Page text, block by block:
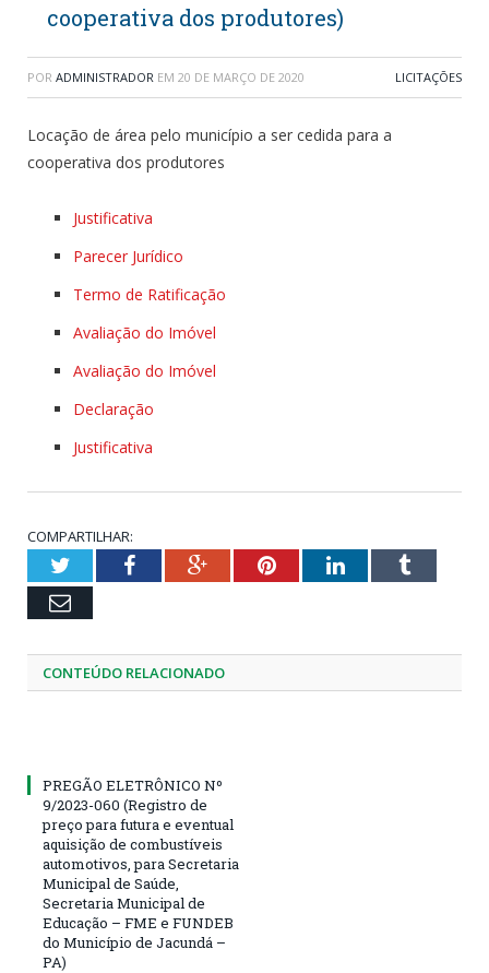
cooperativa dos produtores)
POR ADMINISTRADOR EM 20 DE MARÇO DE 2020 LICITAÇÕES
Locação de área pelo município a ser cedida para a
cooperativa dos produtores
Justificativa
Parecer Jurídico
Termo de Ratificação
Avaliação do Imóvel
Avaliação do Imóvel
Declaração
Justificativa
COMPARTILHAR:
TwitterFacebookGoogle+PinterestLinkedInTumblr
Email
CONTEÚDO RELACIONADO
PREGÃO ELETRÔNICO Nº
9/2023-060 (Registro de
preço para futura e eventual
aquisição de combustíveis
automotivos, para Secretaria
Municipal de Saúde,
Secretaria Municipal de
Educação – FME e FUNDEB
do Município de Jacundá –
PA)